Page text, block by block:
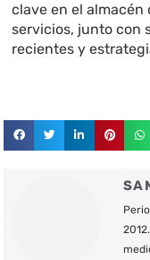
clave en el almacén
servicios, junto con
recientes y